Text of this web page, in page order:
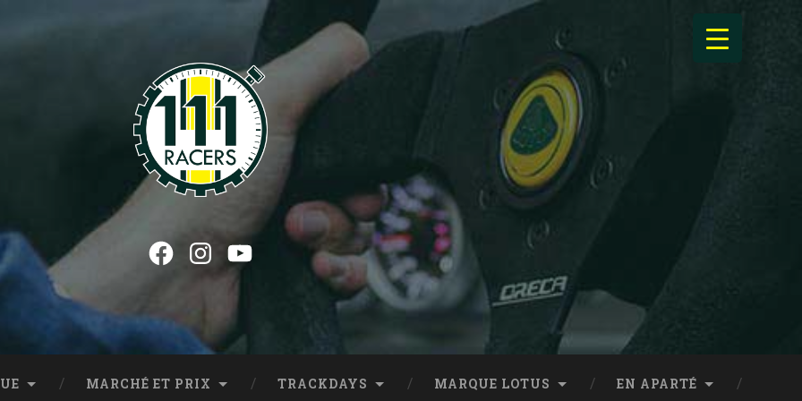
Lotus… Facebook
Instagram
YouTube
MARCHÉ ET PRIX TRACKDAYS MARQUE LOTUS EN APARTÉ